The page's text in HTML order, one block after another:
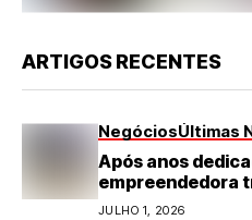
ARTIGOS RECENTES
NegóciosÚltimas
Após anos
empreendedora
turismo em
JULHO 1, 2026